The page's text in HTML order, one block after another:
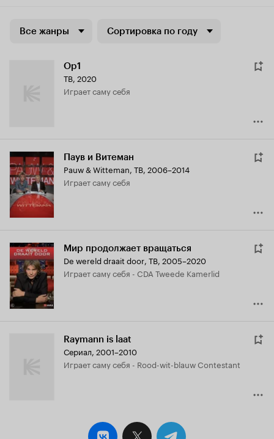
Все жанры Сортировка по году
Op1
ТВ, 2020
играет саму себя
Паув и Витеман
Pauw & Witteman, ТВ, 2006–2014
играет саму себя
Мир продолжает вращаться
De wereld draait door, ТВ, 2005–2020
играет саму себя - CDA Tweede Kamerlid
Raymann is laat
Сериал, 2001–2010
играет саму себя - Rood-wit-blauw Contestant